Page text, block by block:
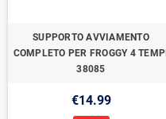
SUPPORTO AVVIAMENTO
COMPLETO PER FROGGY 4 TEMPI
38085
€14.99